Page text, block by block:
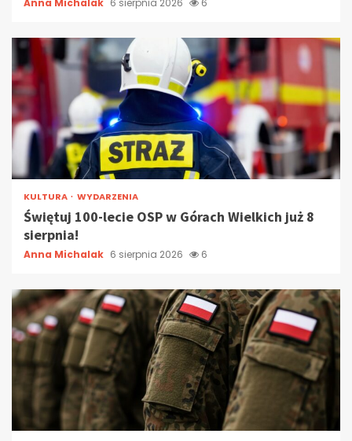
Anna Michalak 6 sierpnia 2026 6
KULTURA WYDARZENIA
Świętuj 100-lecie OSP w Górach Wielkich już 8
sierpnia!
Anna Michalak 6 sierpnia 2026 6